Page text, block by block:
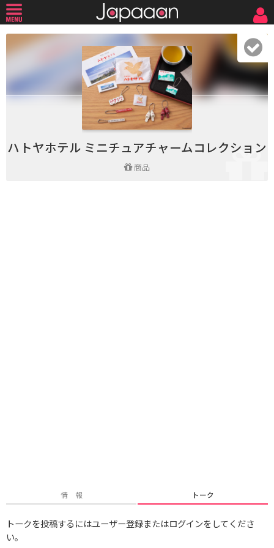
ハトヤホテル ミニチュアチャームコレクション
商品
情 報 トーク
トークを投稿するにはユーザー登録またはログインをしてくださ
い。